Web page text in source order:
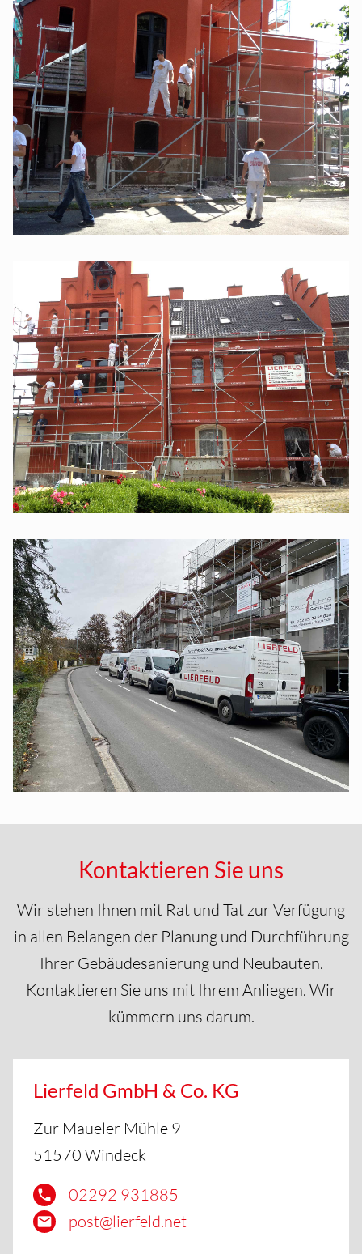
Kontaktieren Sie uns
Wir stehen Ihnen mit Rat und Tat zur Verfügung
in allen Belangen der Planung und Durchführung
Ihrer Gebäudesanierung und Neubauten.
Kontaktieren Sie uns mit Ihrem Anliegen. Wir
kümmern uns darum.
Lierfeld GmbH & Co. KG
Zur Maueler Mühle 9
51570 Windeck
02292 931885
post@lierfeld.net